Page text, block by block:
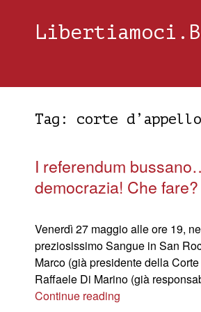
Tag: corte d’appello
I referendum
democrazia! Che fare?
Venerdì 27 maggio alle ore 19,
preziosissimo Sangue in San
Marco (già presidente della
Raffaele Di Marino (già
Continue reading